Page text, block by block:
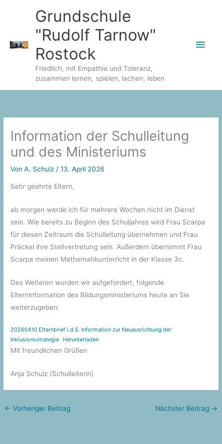
Grundschule
"Rudolf Tarnow"
Rostock
Friedlich, mit Empathie und Toleranz,
zusammen lernen, spielen, lachen, leben
Information der Schulleitung
und des Ministeriums
VonA. Schulz /13. April 2026
Sehr geehrte Eltern,
ab morgen werde ich für mehrere Wochen nicht im Dienst
sein. Wie bereits zu Beginn des Schuljahres wird Frau Scarpa
für diesen Zeitraum die Schulleitung übernehmen und Frau
Präckel ihre Stellvertretung sein. Außerdem übernimmt Frau
Scarpa meinen Mathematikunterricht in der Klasse 3c.
Des Weiteren wurden wir aufgefordert, folgende
Elterninformation des Bildungsministeriums heute an Sie
weiterzugeben.
20260410 Elternbrief i.d.S. Information zur Neuausrichtung der
Inklusionsstrategie
Herunterladen
Mit freundlichen Grüßen
Anja Schulz (Schulleiterin)
← Vorheriger Beitrag Nächster Beitrag →